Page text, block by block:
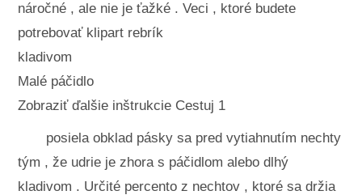
náročné , ale nie je ťažké . Veci , ktoré budete
potrebovať klipart rebrík
kladivom
Malé páčidlo
Zobraziť ďalšie inštrukcie Cestuj 1
posiela obklad pásky sa pred vytiahnutím nechty
tým , že udrie je zhora s páčidlom alebo dlhý
kladivom . Určité percento z nechtov , ktoré sa držia